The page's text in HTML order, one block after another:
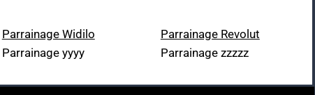
Parrainage Widilo
Parrainage yyyy
Parrainage Revolut
Parrainage zzzzz